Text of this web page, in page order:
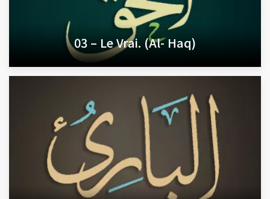
03 – Le Vrai. (Al- Haq)